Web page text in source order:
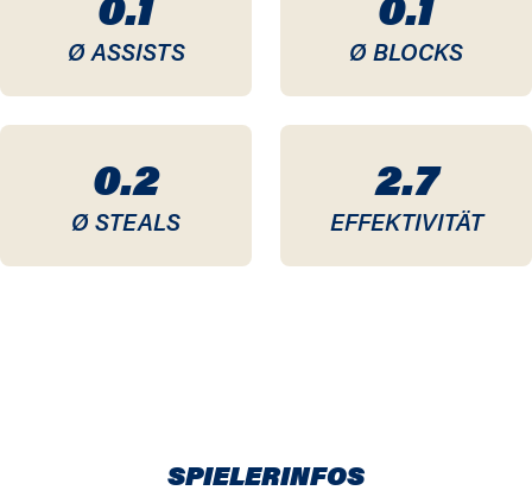
Ø ASSISTS Ø BLOCKS
0.2
Ø STEALS
2.7
EFFEKTIVITÄT
SPIELERINFOS